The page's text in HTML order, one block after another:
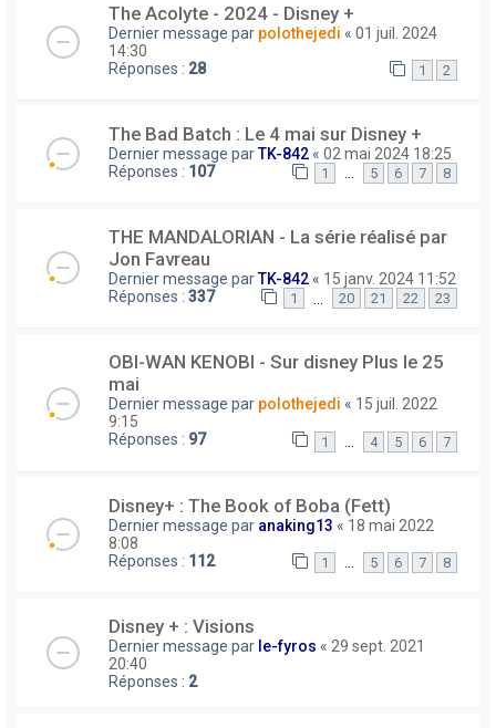
The Acolyte - 2024 - Disney +
Dernier message par polothejedi « 01 juil. 2024
14:30
Réponses : 28 1 2
The Bad Batch : Le 4 mai sur Disney +
Dernier message parTK-842 « 02 mai 2024 18:25
Réponses : 107 1 … 5 6 7 8
THE MANDALORIAN - La série réalisé par
Jon Favreau
Dernier message parTK-842 « 15 janv. 2024 11:52
Réponses : 337 1 20 21 22 23
OBI-WAN KENOBI - Sur disney Plus le 25
mai
Dernier message par polothejedi « 15 juil. 2022
9:15
Réponses : 97 1 4 5 6 7
Disney+ : The Book of Boba (Fett)
Dernier message par anaking13 « 18 mai 2022
8:08
Réponses : 112 1 5 6 7 8
Disney + : Visions
Dernier message par le-fyros « 29 sept. 2021
20:40
Réponses : 2